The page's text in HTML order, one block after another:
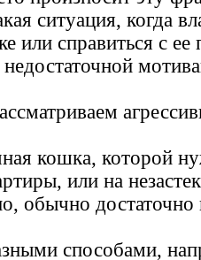
ситуация, когда
или справиться с ее
кошка, которой
или на
обычно достаточно
способами,